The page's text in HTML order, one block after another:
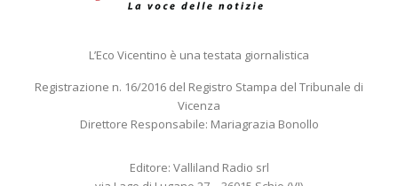
L’Eco Vicentino è una testata giornalistica
Registrazione n. 16/2016 del Registro Stampa del Tribunale di
Vicenza
Direttore Responsabile: Mariagrazia Bonollo
Editore: Valliland Radio srl